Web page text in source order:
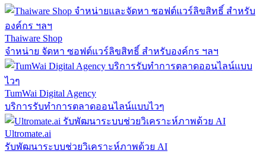
Thaiware Shop
จำหน่าย จัดหา ซอฟต์แวร์ลิขสิทธิ์ สำหรับองค์กร ฯลฯ
TumWai Digital Agency
บริการรับทำการตลาดออนไลน์แบบไวๆ
Ultromate.ai
รับพัฒนาระบบช่วยวิเคราะห์ภาพด้วย AI